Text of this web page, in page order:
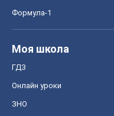
Формула-1
Моя школа
ГДЗ
Онлайн уроки
ЗНО